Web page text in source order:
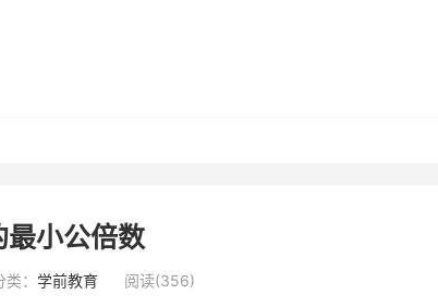
小公倍数
类： 学前教育 阅读(356)